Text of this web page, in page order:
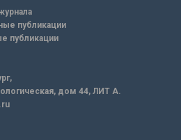
публикации
публикации
дом 44, ЛИТ А.